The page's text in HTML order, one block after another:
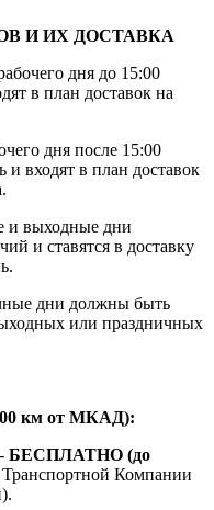
И ИХ ДОСТАВКА
дня до 15:00
в план доставок на
дня после 15:00
входят в план доставок
и выходные дни
и ставятся в доставку
дни должны быть
или праздничных
км от МКАД):
БЕСПЛАТНО (до
Компании